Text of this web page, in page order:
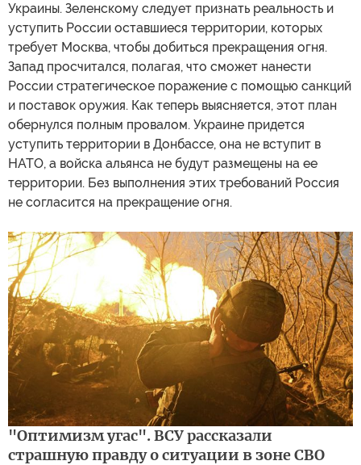
Украины. Зеленскому следует признать реальность и
уступить России оставшиеся территории, которых
требует Москва, чтобы добиться прекращения огня.
Запад просчитался, полагая, что сможет нанести
России стратегическое поражение с помощью санкций
и поставок оружия. Как теперь выясняется, этот план
обернулся полным провалом. Украине придется
уступить территории в Донбассе, она не вступит в
НАТО, а войска альянса не будут размещены на ее
территории. Без выполнения этих требований Россия
не согласится на прекращение огня.
"Оптимизм угас". ВСУ рассказали
страшную правду о ситуации в зоне СВО